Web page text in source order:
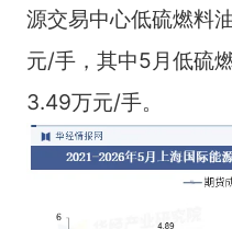
源交易中心低硫燃料
元/手，其中5月低硫
3.49万元/手。